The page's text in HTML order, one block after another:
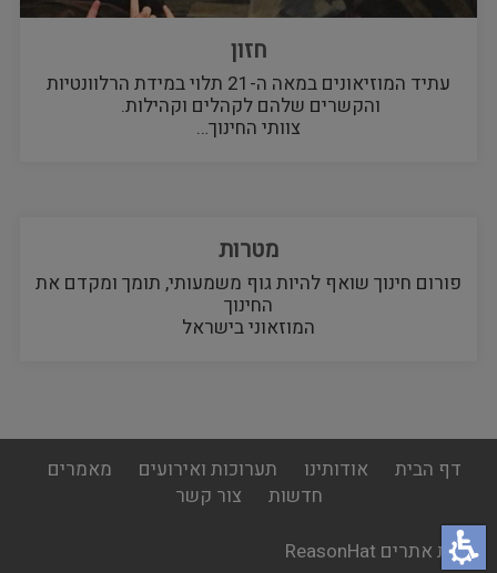
חזון
עתיד המוזיאונים במאה ה-21 תלוי במידת הרלוונטיות
והקשרים שלהם לקהלים וקהילות.
צוותי החינוך…
מטרות
פורום חינוך שואף להיות גוף משמעותי, תומך ומקדם את
החינוך
המוזאוני בישראל
footer
menu
דף הבית אודותינו תערוכות ואירועים
מאמרים
חדשות
צור קשר
בניית אתרים ReasonHat